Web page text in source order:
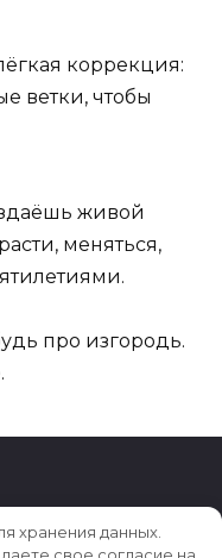
коррекция:
ветки, чтобы
живой
меняться,
про изгородь.
хранения данных.